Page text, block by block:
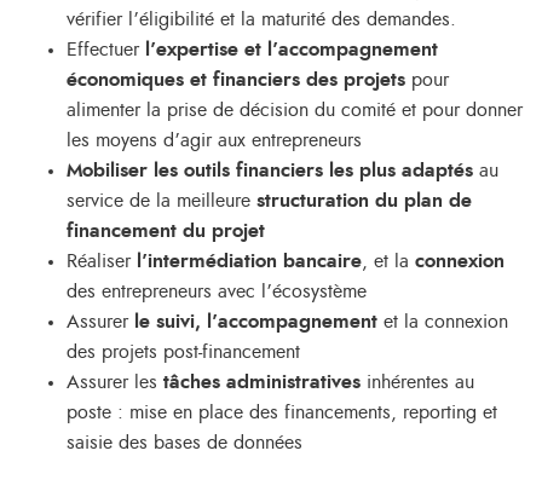
vérifier l’éligibilité et la maturité des demandes.
Effectuer l’expertise et l’accompagnement
économiques et financiers des projets pour
alimenter la prise de décision du comité et pour donner
les moyens d’agir aux entrepreneurs
Mobiliser les outils financiers les plus adaptés au
service de la meilleure structuration du plan de
financement du projet
Réaliser l’intermédiation bancaire , et la connexion
des entrepreneurs avec l’écosystème
Assurer le suivi, l’accompagnement et la connexion
des projets post-financement
Assurer les tâches administratives inhérentes au
poste : mise en place des financements, reporting et
saisie des bases de données